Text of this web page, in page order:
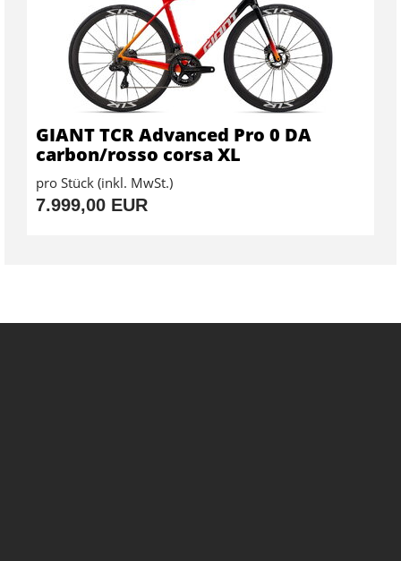
GIANT TCR Advanced Pro 0 DA
carbon/rosso corsa XL
pro Stück (inkl. MwSt.)
7.999,00 EUR